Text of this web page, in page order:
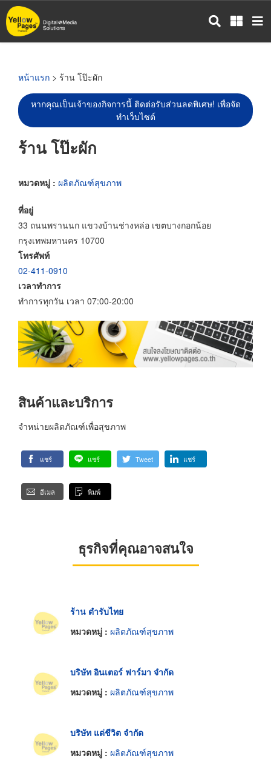
ข้าม
ไป
หน้าแรก > ร้าน โป๊ะผัก
หากคุณเป็นเจ้าของกิจการนี้ ติดต่อรับส่วนลดพิเศษ! เพื่อจัด
ทำเว็บไซต์
ร้าน โป๊ะผัก
หมวดหมู่ : ผลิตภัณฑ์สุขภาพ
ที่อยู่
33 ถนนพรานนก แขวงบ้านช่างหล่อ เขตบางกอกน้อย
กรุงเทพมหานคร 10700
โทรศัพท์
02-411-0910
เวลาทำการ
ทำการทุกวัน เวลา 07:00-20:00
สินค้าและบริการ
จำหน่ายผลิตภัณฑ์เพื่อสุขภาพ
แชร์ แชร์ Tweet แชร์
อีเมล พิมพ์
ธุรกิจที่คุณอาจสนใจ
ร้าน ตำรับไทย
หมวดหมู่ : ผลิตภัณฑ์สุขภาพ
บริษัท อินเตอร์ ฟาร์มา จำกัด
หมวดหมู่ : ผลิตภัณฑ์สุขภาพ
บริษัท แด่ชีวิต จำกัด
หมวดหมู่ : ผลิตภัณฑ์สุขภาพ